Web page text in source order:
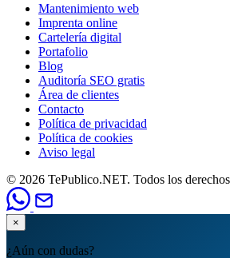
Mantenimiento web
Imprenta online
Cartelería digital
Portafolio
Blog
Auditoría SEO gratis
Área de clientes
Contacto
Política de privacidad
Política de cookies
Aviso legal
© 2026 TePublico.NET. Todos los derechos
×
¿Aún con dudas?